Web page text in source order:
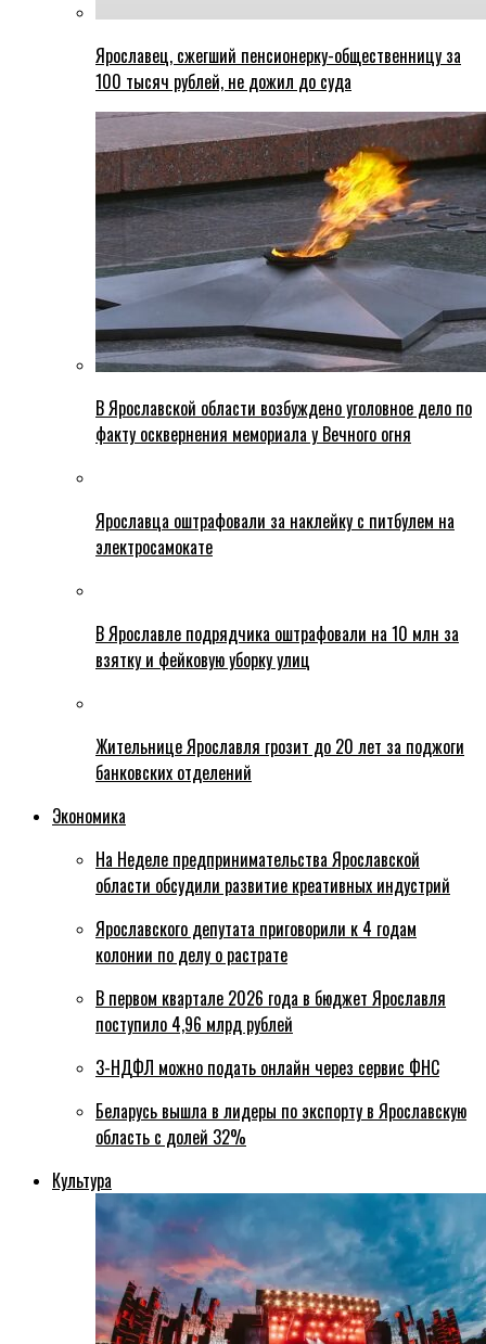
Ярославец, сжегший пенсионерку-общественницу за
100 тысяч рублей, не дожил до суда
В Ярославской области возбуждено уголовное дело по
факту осквернения мемориала у Вечного огня
Ярославца оштрафовали за наклейку с питбулем на
электросамокате
В Ярославле подрядчика оштрафовали на 10 млн за
взятку и фейковую уборку улиц
Жительнице Ярославля грозит до 20 лет за поджоги
банковских отделений
Экономика
На Неделе предпринимательства Ярославской
области обсудили развитие креативных индустрий
Ярославского депутата приговорили к 4 годам
колонии по делу о растрате
В первом квартале 2026 года в бюджет Ярославля
поступило 4,96 млрд рублей
3-НДФЛ можно подать онлайн через сервис ФНС
Беларусь вышла в лидеры по экспорту в Ярославскую
область с долей 32%
Культура